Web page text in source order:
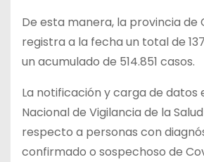
De esta manera, la provincia de
registra a la fecha un total de
un acumulado de 514.851 casos.
La notificación y carga de datos
Nacional de Vigilancia de la Salud
respecto a personas con
confirmado o sospechoso de